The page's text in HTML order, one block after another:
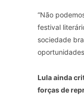
“Não
festival
sociedade
Lula ainda
forças de